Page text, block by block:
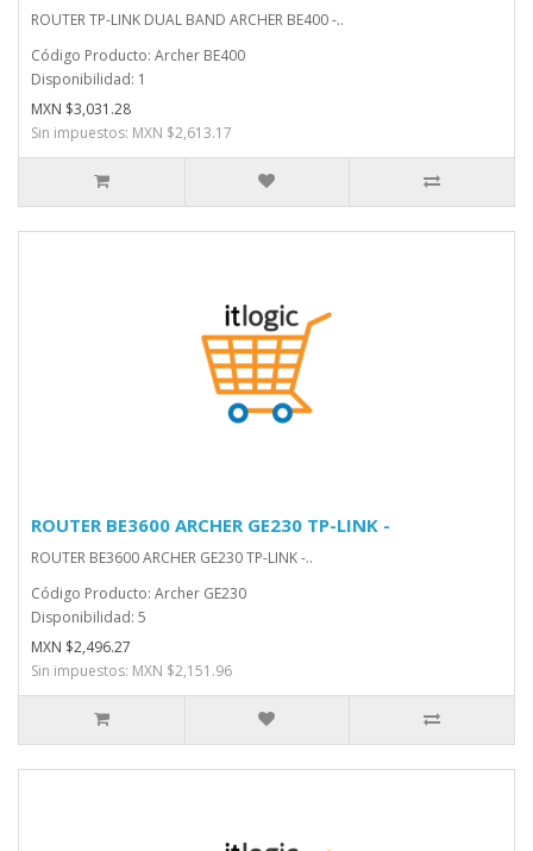
ROUTER TP-LINK DUAL BAND ARCHER BE400 -..
Código Producto: Archer BE400
Disponibilidad: 1
MXN $3,031.28
Sin impuestos: MXN $2,613.17
ROUTER BE3600 ARCHER GE230 TP-LINK -
ROUTER BE3600 ARCHER GE230 TP-LINK -..
Código Producto: Archer GE230
Disponibilidad: 5
MXN $2,496.27
Sin impuestos: MXN $2,151.96